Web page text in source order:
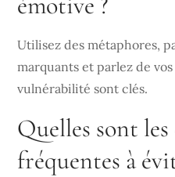
Utilisez des métaphores,
marquants et parlez de
vulnérabilité sont clés.
Quelles sont
fréquentes à